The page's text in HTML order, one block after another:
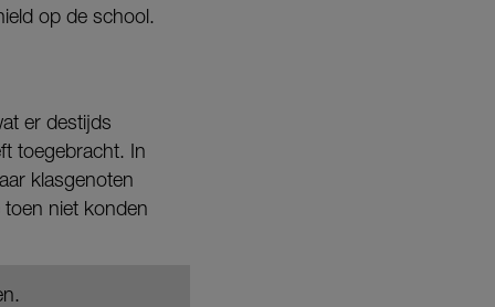
op de school.
er destijds
toegebracht. In
klasgenoten
toen niet konden